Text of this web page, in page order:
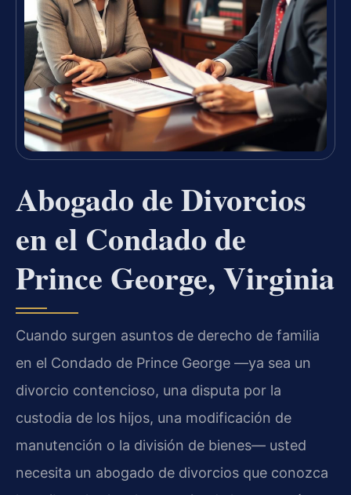
Abogado de Divorcios
en el Condado de
Prince George, Virginia
Cuando surgen asuntos de derecho de familia
en el Condado de Prince George —ya sea un
divorcio contencioso, una disputa por la
custodia de los hijos, una modificación de
manutención o la división de bienes— usted
necesita un abogado de divorcios que conozca